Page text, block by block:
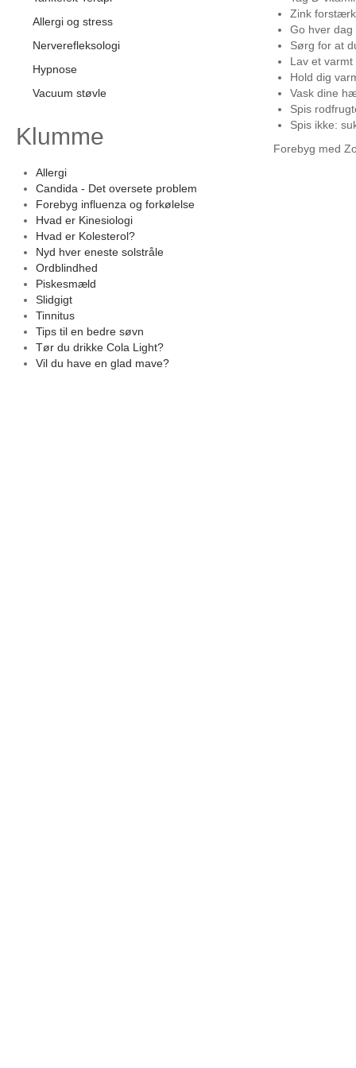
Allergi og stress
Nerverefleksologi
Hypnose
Vacuum støvle
Klumme
Allergi
Candida - Det oversete problem
Forebyg influenza og forkølelse
Hvad er Kinesiologi
Hvad er Kolesterol?
Nyd hver eneste solstråle
Ordblindhed
Piskesmæld
Slidgigt
Tinnitus
Tips til en bedre søvn
Tør du drikke Cola Light?
Vil du have en glad mave?
Zink
Go hver
Sørg for at
Lav et varmt
Hold dig
Vask dine
Spis
Spis ikke:
Forebyg med